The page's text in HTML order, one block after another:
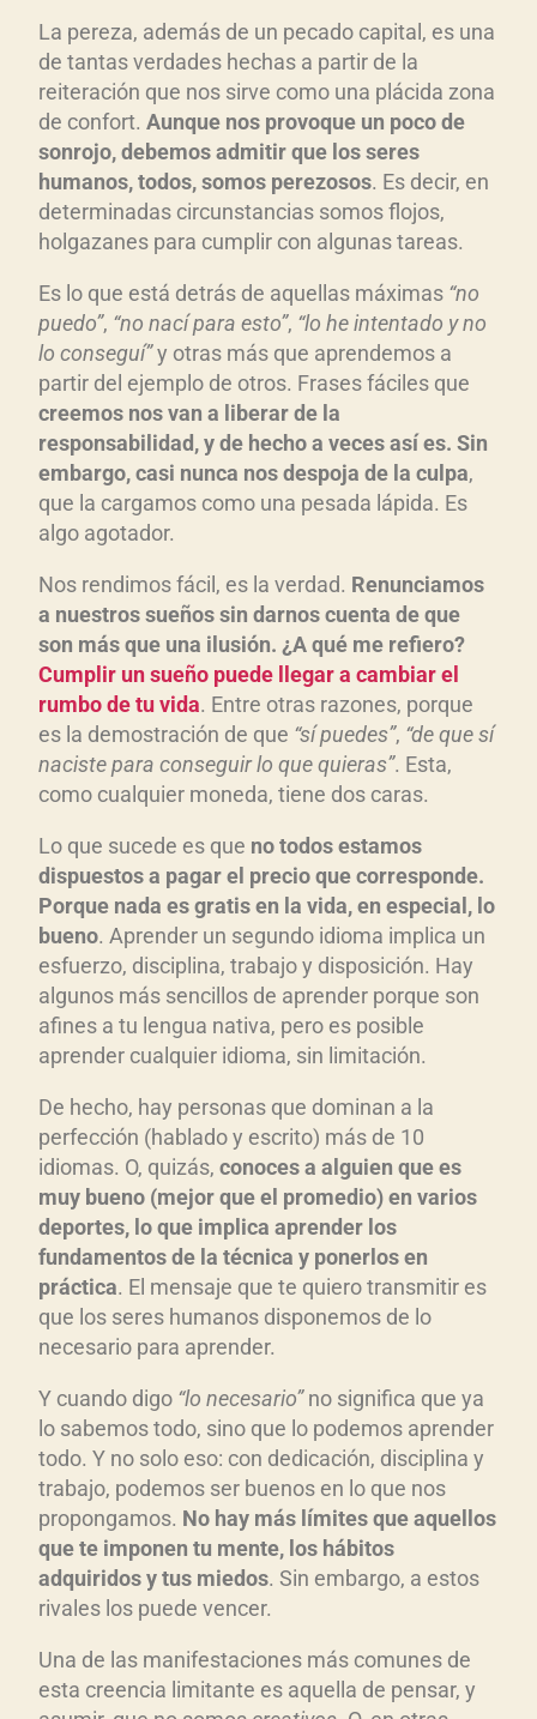
p
r
o
d
u
c
t
o
d
e
a
u
d
i
o
La pereza, además de un pecado capital, es una
de tantas verdades hechas a partir de la
reiteración que nos sirve como una plácida zona
de confort. Aunque nos provoque un poco de
sonrojo, debemos admitir que los seres
humanos, todos, somos perezosos. Es decir, en
determinadas circunstancias somos flojos,
holgazanes para cumplir con algunas tareas.
Es lo que está detrás de aquellas máximas “no
puedo”, “no nací para esto”, “lo he intentado y no
lo conseguí”y otras más que aprendemos a
partir del ejemplo de otros. Frases fáciles que
creemos nos van a liberar de la
responsabilidad, y de hecho a veces así es. Sin
embargo, casi nunca nos despoja de la culpa,
que la cargamos como una pesada lápida. Es
algo agotador.
Nos rendimos fácil, es la verdad. Renunciamos
a nuestros sueños sin darnos cuenta de que
son más que una ilusión. ¿A qué me refiero?
Cumplir un sueño puede llegar a cambiar el
rumbo de tu vida. Entre otras razones, porque
es la demostración de que “sí puedes”, “de que sí
naciste para conseguir lo que quieras”. Esta,
como cualquier moneda, tiene dos caras.
Lo que sucede es que no todos estamos
dispuestos a pagar el precio que corresponde.
Porque nada es gratis en la vida, en especial, lo
bueno. Aprender un segundo idioma implica un
esfuerzo, disciplina, trabajo y disposición. Hay
algunos más sencillos de aprender porque son
afines a tu lengua nativa, pero es posible
aprender cualquier idioma, sin limitación.
De hecho, hay personas que dominan a la
perfección (hablado y escrito) más de 10
idiomas. O, quizás, conoces a alguien que es
muy bueno (mejor que el promedio) en varios
deportes, lo que implica aprender los
fundamentos de la técnica y ponerlos en
práctica. El mensaje que te quiero transmitir es
que los seres humanos disponemos de lo
necesario para aprender.
Y cuando digo “lo necesario”no significa que ya
lo sabemos todo, sino que lo podemos aprender
todo. Y no solo eso: con dedicación, disciplina y
trabajo, podemos ser buenos en lo que nos
propongamos. No hay más límites que aquellos
que te imponen tu mente, los hábitos
adquiridos y tus miedos. Sin embargo, a estos
rivales los puede vencer.
Una de las manifestaciones más comunes de
esta creencia limitante es aquella de pensar, y